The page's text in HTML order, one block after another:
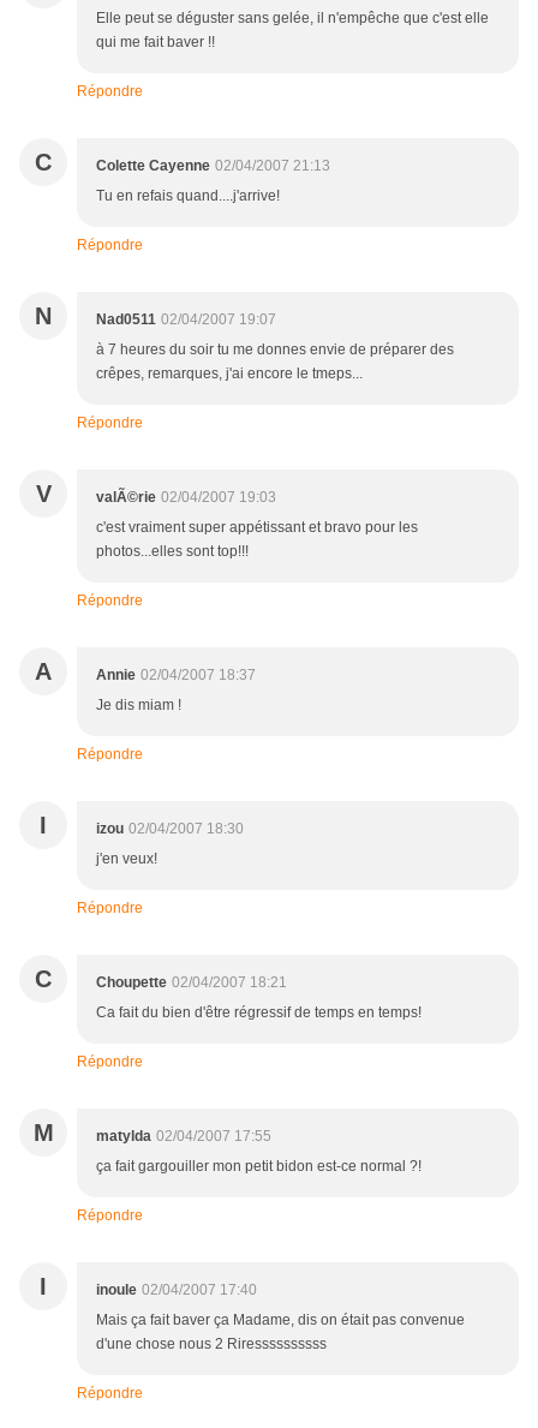
Elle peut se déguster sans gelée, il n'empêche que c'est elle
qui me fait baver !!
Répondre
C Colette Cayenne 02/04/2007 21:13
Tu en refais quand....j'arrive!
Répondre
N Nad0511 02/04/2007 19:07
à 7 heures du soir tu me donnes envie de préparer des
crêpes, remarques, j'ai encore le tmeps...
Répondre
V valÃ©rie 02/04/2007 19:03
c'est vraiment super appétissant et bravo pour les
photos...elles sont top!!!
Répondre
A Annie 02/04/2007 18:37
Je dis miam !
Répondre
I izou 02/04/2007 18:30
j'en veux!
Répondre
C Choupette 02/04/2007 18:21
Ca fait du bien d'être régressif de temps en temps!
Répondre
M matylda 02/04/2007 17:55
ça fait gargouiller mon petit bidon est-ce normal ?!
Répondre
I inoule 02/04/2007 17:40
Mais ça fait baver ça Madame, dis on était pas convenue
d'une chose nous 2 Riressssssssss
Répondre